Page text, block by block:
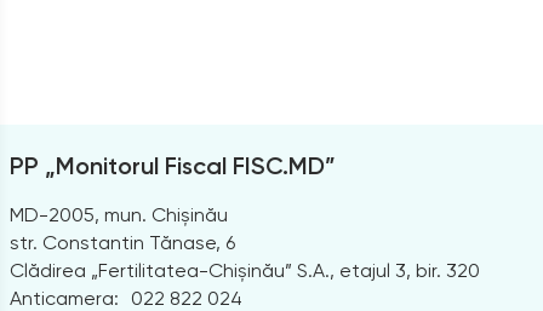
PP „Monitorul Fiscal FISC.MD”
MD-2005, mun. Chișinău
str. Constantin Tănase, 6
Clădirea „Fertilitatea-Chișinău” S.A., etajul 3, bir. 320
Anticamera:
022 822 024